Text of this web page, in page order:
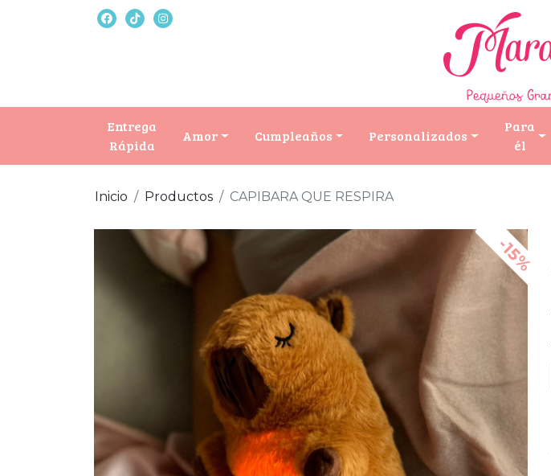
Entrega
Rápida
Amor Cumpleaños Personalizados
Para
él
Inicio Productos CAPIBARA QUE RESPIRA
-15%